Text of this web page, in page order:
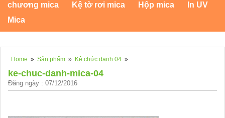
chương mica
Kệ tờ rơi mica Hộp mica
In UV
Mica
Home » Sản phẩm » Kệ chức danh 04 »
ke-chuc-danh-mica-04
Đăng ngày : 07/12/2016